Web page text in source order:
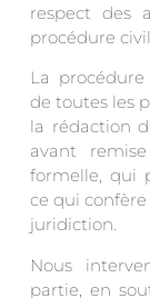
respect des
procédure
La
de toutes les
la rédaction
avant
formelle, qui
ce qui
juridiction.
Nous
partie, en